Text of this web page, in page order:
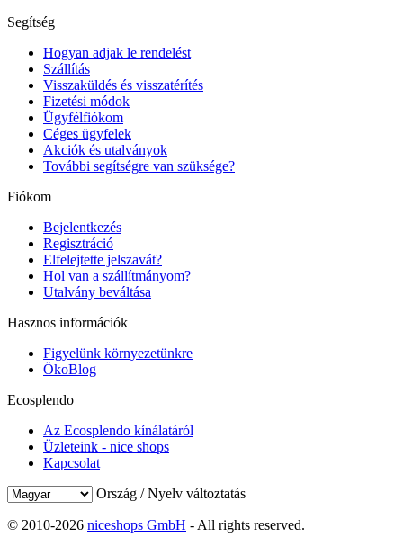
Segítség
Hogyan adjak le rendelést
Szállítás
Visszaküldés és visszatérítés
Fizetési módok
Ügyfélfiókom
Céges ügyfelek
Akciók és utalványok
További segítségre van szüksége?
Fiókom
Bejelentkezés
Regisztráció
Elfelejtette jelszavát?
Hol van a szállítmányom?
Utalvány beváltása
Hasznos információk
Figyelünk környezetünkre
ÖkoBlog
Ecosplendo
Az Ecosplendo kínálatáról
Üzleteink - nice shops
Kapcsolat
Ország / Nyelv változtatás
© 2010-2026 niceshops GmbH - All rights reserved.